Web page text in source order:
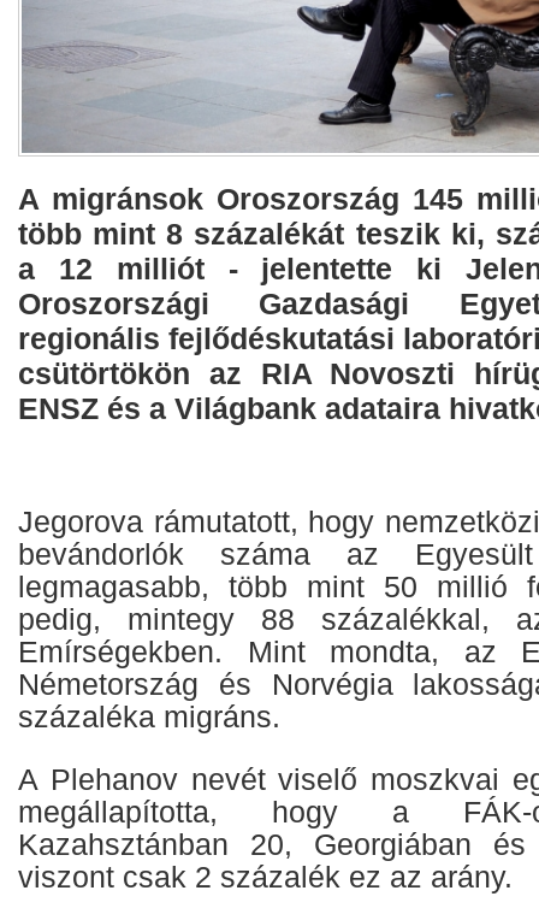
A migránsok Oroszország 145
több mint 8 százalékát teszik ki,
a 12 milliót - jelentette ki
Oroszországi Gazdasági
regionális fejlődéskutatási
csütörtökön az RIA Novoszti
ENSZ és a Világbank adataira
Jegorova rámutatott, hogy
bevándorlók száma az
legmagasabb, több mint 50 millió
pedig, mintegy 88 százalékkal,
Emírségekben. Mint mondta, az
Németország és Norvégia
százaléka migráns.
A Plehanov nevét viselő moszkvai
megállapította, hogy a FÁK-
Kazahsztánban 20, Georgiában és
viszont csak 2 százalék ez az arány.